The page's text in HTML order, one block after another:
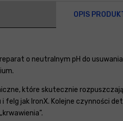
OPIS
o neutralnym pH do
które skutecznie
felg jak IronX. Kolejne czynności